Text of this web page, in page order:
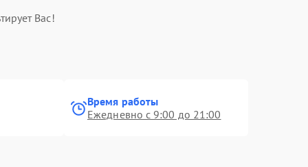
Вас!
Время работы
Ежедневно с 9:00 до 21:00